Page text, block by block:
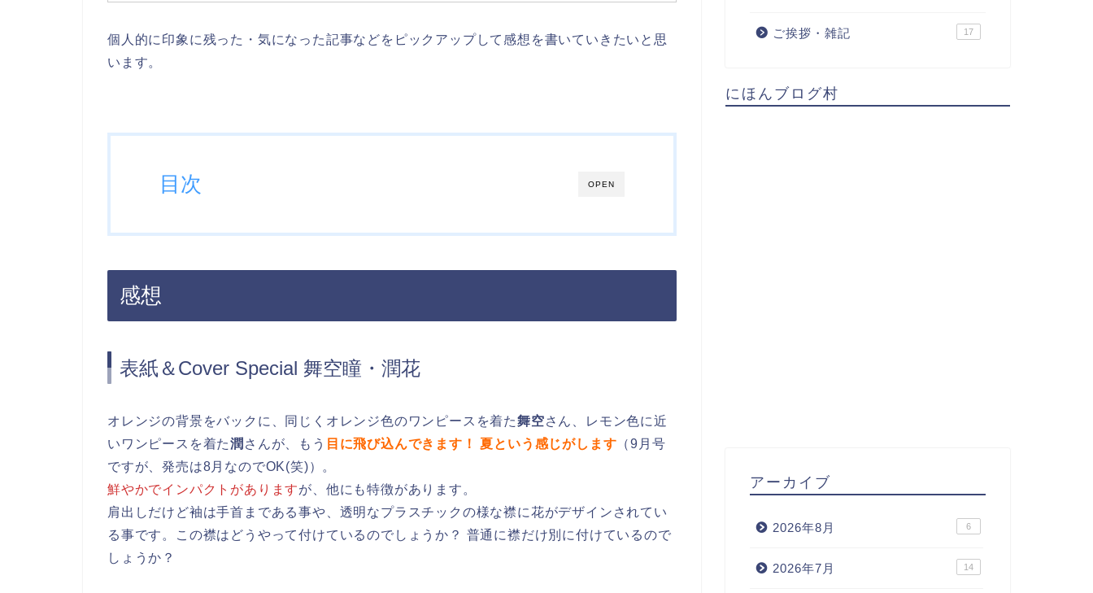
個人的に印象に残った・気になった記事などをピックアップして感想を書いていきたいと思
います。
OPEN
目次
感想
表紙＆Cover Special 舞空瞳・潤花
オレンジの背景をバックに、同じくオレンジ色のワンピースを着た舞空さん、レモン色に近
いワンピースを着た潤 さんが、もう 目に飛び込んできます！ 夏という感じがします （9月号
ですが、発売は8月なのでOK(笑)）。
鮮やかでインパクトがありますが、他にも特徴があります。
肩出しだけど袖は手首まである事や、透明なプラスチックの様な襟に花がデザインされてい
る事です。この襟はどうやって付けているのでしょうか？ 普通に襟だけ別に付けているので
しょうか？
ご挨拶・雑記 17
にほんブログ村
アーカイブ
2026年8月 6
2026年7月 14